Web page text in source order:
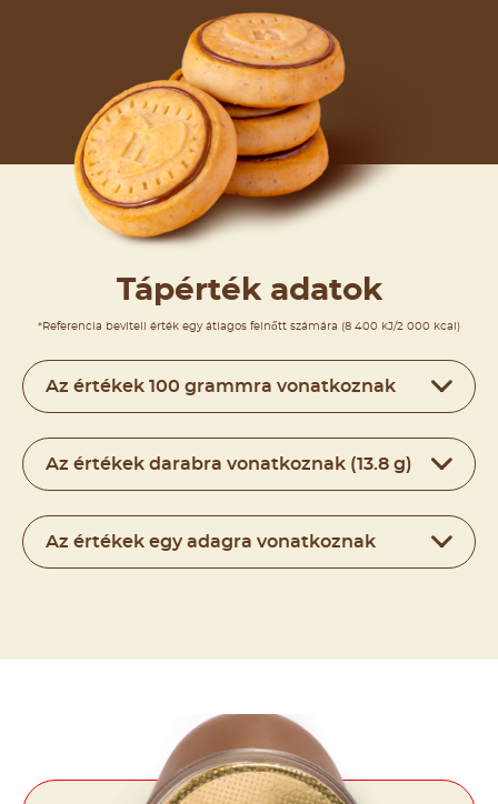
Tápérték adatok
*Referencia beviteli érték egy átlagos felnőtt számára (8 400 kJ/2 000 kcal)
Az értékek 100 grammra vonatkoznak
Az értékek darabra vonatkoznak (13.8 g)
Az értékek egy adagra vonatkoznak